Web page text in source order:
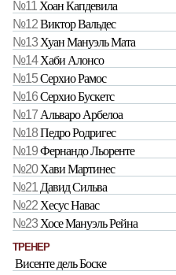
№11 Хоан Капдевила
№12Виктор Вальдес
№13 Хуан Мануэль Мата
№14 Хаби Алонсо
№15Серхио Рамос
№16Серхио Бускетс
№17 Альваро Арбелоа
№18Педро Родригес
№19Фернандо Льоренте
№20 Хави Мартинес
№21 Давид Сильва
№22 Хесус Навас
№23 Хосе Мануэль Рейна
ТРЕНЕР
Висенте дель Боске